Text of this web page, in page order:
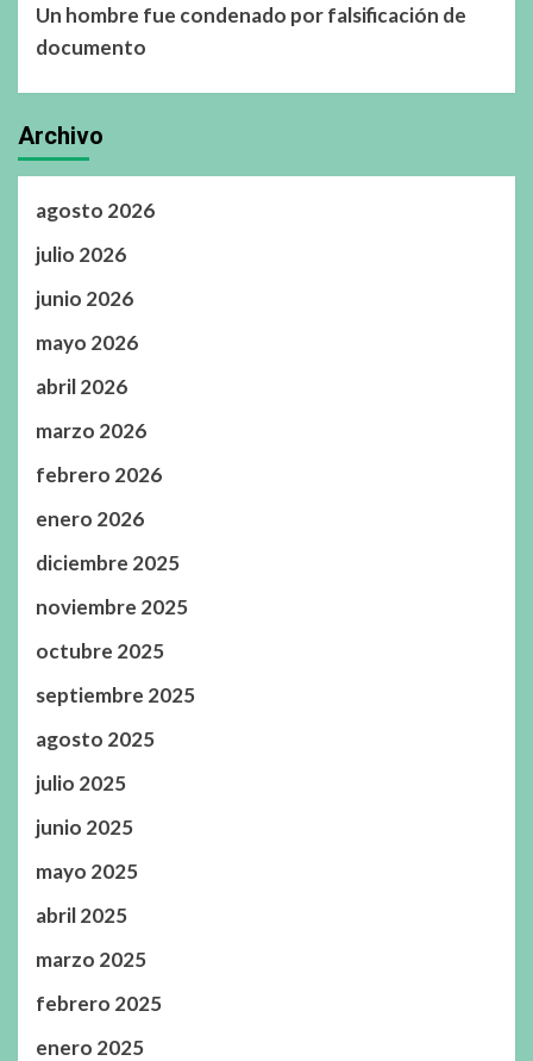
Un hombre fue condenado por falsificación de
documento
Archivo
agosto 2026
julio 2026
junio 2026
mayo 2026
abril 2026
marzo 2026
febrero 2026
enero 2026
diciembre 2025
noviembre 2025
octubre 2025
septiembre 2025
agosto 2025
julio 2025
junio 2025
mayo 2025
abril 2025
marzo 2025
febrero 2025
enero 2025